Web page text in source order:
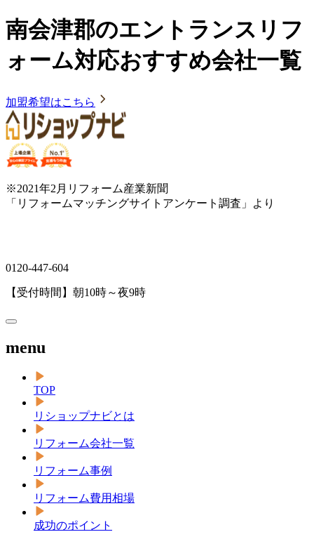
南会津郡のエントランスリフ
ォーム対応おすすめ会社一覧
加盟希望はこちら
※2021年2月リフォーム産業新聞
「リフォームマッチングサイトアンケート調査」より
0120-447-604
【受付時間】朝10時～夜9時
menu
TOP
リショップナビとは
リフォーム会社一覧
リフォーム事例
リフォーム費用相場
成功のポイント